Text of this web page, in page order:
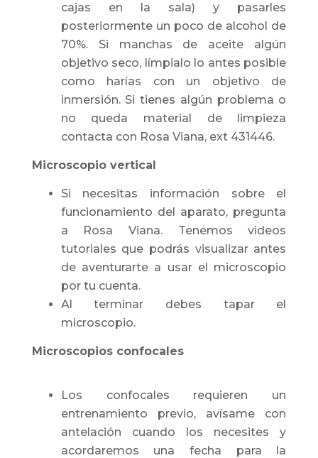
cajas en la sala) y pasarles
posteriormente un poco de alcohol de
70%. Si manchas de aceite algún
objetivo seco, límpialo lo antes posible
como harías con un objetivo de
inmersión. Si tienes algún problema o
no queda material de limpieza
contacta con Rosa Viana, ext 431446.
Microscopio vertical
Si necesitas información sobre el
funcionamiento del aparato, pregunta
a Rosa Viana. Tenemos videos
tutoriales que podrás visualizar antes
de aventurarte a usar el microscopio
por tu cuenta.
Al terminar debes tapar el
microscopio.
Microscopios confocales
Los confocales requieren un
entrenamiento previo, avísame con
antelación cuando los necesites y
acordaremos una fecha para la